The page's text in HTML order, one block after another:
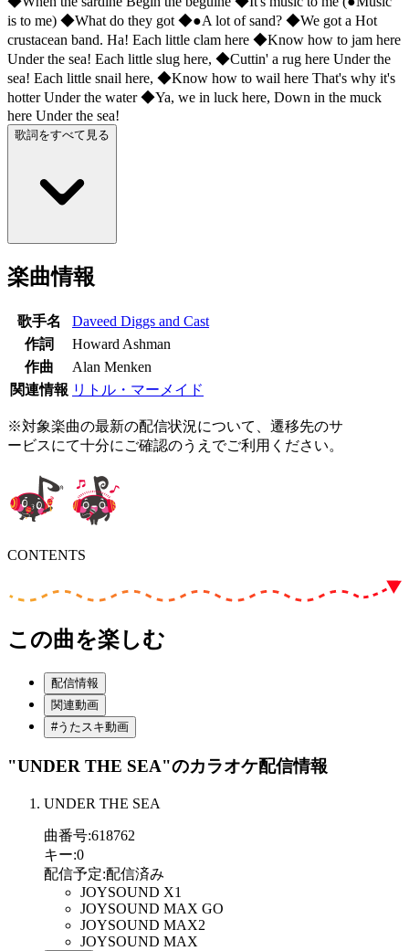
is to me) ◆What do they got ◆●A lot of sand? ◆We got a Hot
crustacean band. Ha! Each little clam here ◆Know how to jam here
Under the sea! Each little slug here, ◆Cuttin' a rug here Under the
sea! Each little snail here, ◆Know how to wail here That's why it's
hotter Under the water ◆Ya, we in luck here, Down in the muck
here Under the sea!
歌詞をすべて見る
楽曲情報
歌手名
Daveed Diggs and Cast
作詞
Howard Ashman
作曲
Alan Menken
関連情報 リトル・マーメイド
※対象楽曲の最新の配信状況について、遷移先のサ
ービスにて十分にご確認のうえでご利用ください。
CONTENTS
この曲を楽しむ
配信情報
関連動画
#うたスキ動画
"UNDER THE SEA"のカラオケ配信情報
UNDER THE SEA
曲番号:618762
キー:0
配信予定:配信済み
JOYSOUND X1
JOYSOUND MAX GO
JOYSOUND MAX2
JOYSOUND MAX